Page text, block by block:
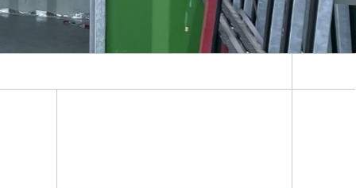
Energiekonzepte für die Industrie